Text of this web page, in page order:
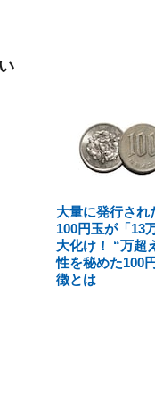
大量に発行され
100円玉が「13
大化け！ “万超
性を秘めた100
徴とは